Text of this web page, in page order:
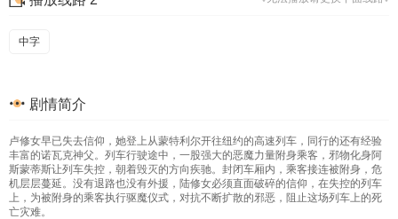
中字
剧情简介
卢修女早已失去信仰，她登上从蒙特利尔开往纽约的高速列车，同行的还有经验
丰富的诺瓦克神父。列车行驶途中，一股强大的恶魔力量附身乘客，邪物化身阿
斯蒙蒂斯让列车失控，朝着毁灭的方向疾驰。封闭车厢内，乘客接连被附身，危
机层层蔓延。没有退路也没有外援，陆修女必须直面破碎的信仰，在失控的列车
上，为被附身的乘客执行驱魔仪式，对抗不断扩散的邪恶，阻止这场列车上的死
亡灾难。